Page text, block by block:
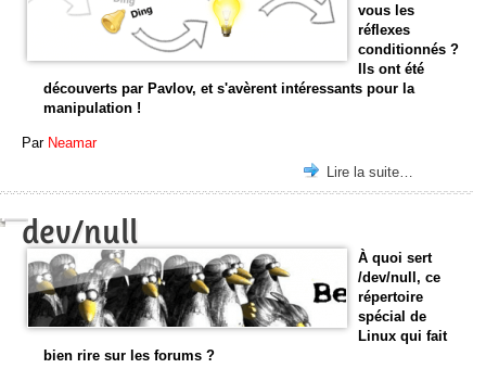
vous les
réflexes
conditionnés ?
Ils ont été
découverts par Pavlov, et s'avèrent intéressants pour la
manipulation !
Par Neamar
Lire la suite…
dev/null
À quoi sert
/dev/null, ce
répertoire
spécial de
Linux qui fait
bien rire sur les forums ?